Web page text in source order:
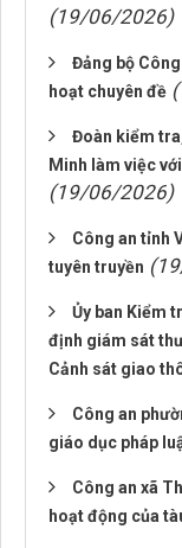
(19/06/2026)
Đảng bộ
hoạt chuyên đề
Đoàn kiểm
Minh làm việc
(19/06/2026)
Công an tỉnh
tuyên truyền
Ủy ban Kiểm
định giám sát
Cảnh sát giao
Công an
giáo dục pháp
Công an xã
hoạt động của